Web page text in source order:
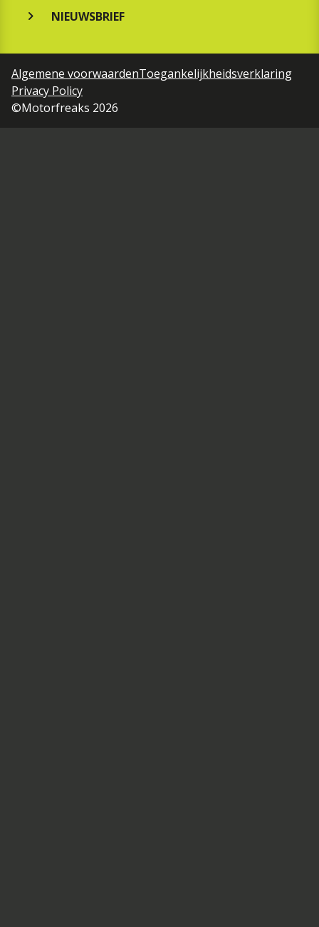
NIEUWSBRIEF
Algemene voorwaardenToegankelijkheidsverklaring
Privacy Policy
©Motorfreaks 2026